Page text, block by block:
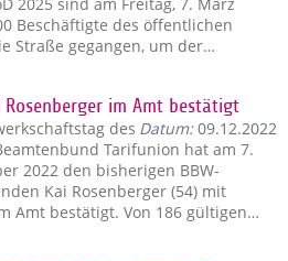
Beschäftigte des öffentlichen
Straße gegangen, um der…
Rosenberger im Amt bestätigt
Datum:09.12.2022
des
Tarifunion hat am 7.
2022 den bisherigen BBW-
Kai Rosenberger (54) mit
Amt bestätigt. Von 186 gültigen…